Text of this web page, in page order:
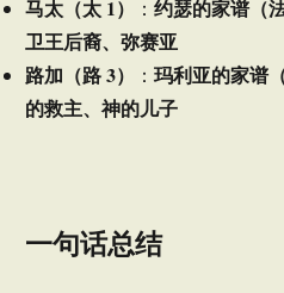
马太（太 1） ： 约瑟的家谱（
卫王后裔、弥赛亚
路加（路 3）
： 玛利亚的家谱
的救主、神的儿子
一句话总结